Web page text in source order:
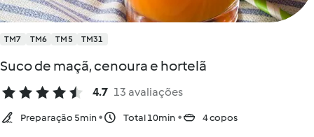
TM7 TM6 TM5 TM31
Suco de maçã, cenoura e hortelã
4.7 13 avaliações
Preparação 5min Total 10min 4 copos